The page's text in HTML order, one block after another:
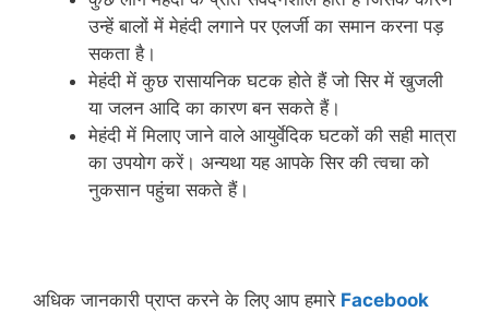
उन्‍हें बालों में मेहंदी लगाने पर एलर्जी का समान करना पड़
सकता है।
मेहंदी में कुछ रासायनिक घटक होते हैं जो सिर में खुजली
या जलन आदि का कारण बन सकते हैं।
मेहंदी में मिलाए जाने वाले आयुर्वेदिक घटकों की सही मात्रा
का उपयोग करें। अन्‍यथा यह आपके सिर की त्‍वचा को
नुकसान पहुंचा सकते हैं।
अधिक जानकारी प्राप्‍त करने के लिए आप हमारे Facebook